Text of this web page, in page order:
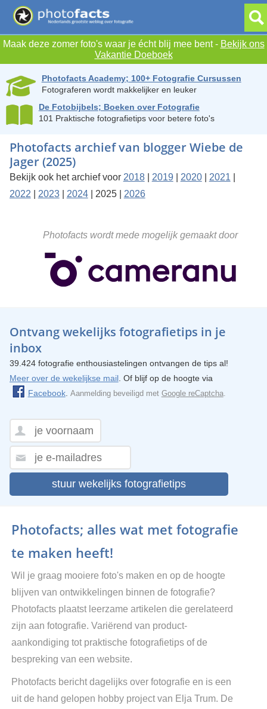
Maak deze zomer foto's waar je écht blij mee bent - Bekijk ons
Vakantie Doeboek
Photofacts Academy; 100+ Fotografie Cursussen
Fotograferen wordt makkelijker en leuker
De Fotobijbels; Boeken over Fotografie
101 Praktische fotografietips voor betere foto's
Photofacts archief van blogger Wiebe de
Jager (2025)
Bekijk ook het archief voor 2018| 2019 2020| 2021|
2022
2023| 2024| 2025 | 2026
Photofacts wordt mede mogelijk gemaakt door
Ontvang wekelijks fotografietips in je
inbox
39.424 fotografie enthousiastelingen ontvangen de tips al!
Meer over de wekelijkse mail. Of blijf op de hoogte via
Facebook. Aanmelding beveiligd met Google reCaptcha.
stuur wekelijks fotografietips
Photofacts; alles wat met fotografie
te maken heeft!
Wil je graag mooiere foto's maken en op de hoogte
blijven van ontwikkelingen binnen de fotografie?
Photofacts plaatst leerzame artikelen die gerelateerd
zijn aan fotografie. Variërend van product-
aankondiging tot praktische fotografietips of de
bespreking van een website.
Photofacts bericht dagelijks over fotografie en is een
uit de hand gelopen hobby project van Elja Trum. De